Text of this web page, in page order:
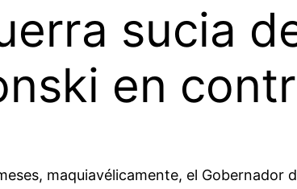
sucia
en
maquiavélicamente, el Gobernador